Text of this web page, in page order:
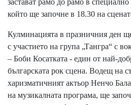
застават рамо до рамо в
който ще започне в 18.30 на
Кулминацията в празничния ден
с участието на група „Тангра“ с
– Боби Косатката - един от най-
българската рок сцена. Водещ на
харизматичният актьор Ненчо
на музикалната програма, ще